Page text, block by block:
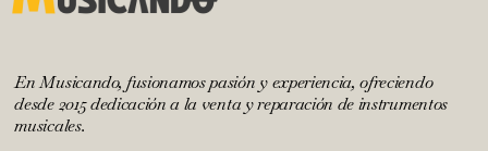
En Musicando, fusionamos pasión y experiencia, ofreciendo
desde 2015 dedicación a la venta y reparación de instrumentos
musicales.